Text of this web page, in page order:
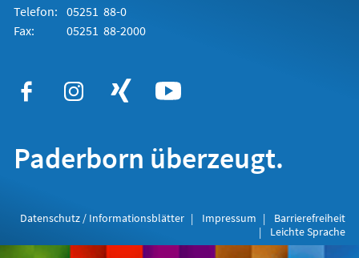
Telefon: 05251 88-0
Fax:
05251 88-2000
Paderborn überzeugt.
Datenschutz / Informationsblätter Impressum
Barrierefreiheit
Leichte Sprache